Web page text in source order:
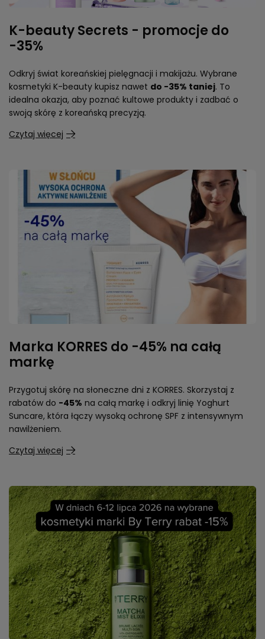
K-beauty Secrets - promocje do
-35%
Odkryj świat koreańskiej pielęgnacji i makijażu. Wybrane
kosmetyki K-beauty kupisz nawet do -35% taniej. To
idealna okazja, aby poznać kultowe produkty i zadbać o
swoją skórę z koreańską precyzją.
Czytaj więcej
Marka KORRES do -45% na całą
markę
Przygotuj skórę na słoneczne dni z KORRES. Skorzystaj z
rabatów do -45% na całą markę i odkryj linię Yoghurt
Suncare, która łączy wysoką ochronę SPF z intensywnym
nawilżeniem.
Czytaj więcej